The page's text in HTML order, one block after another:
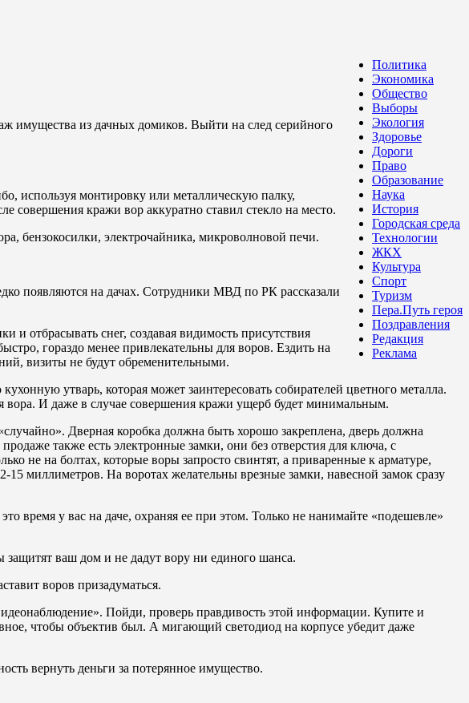
Политика
Экономика
Общество
Выборы
Экология
Здоровье
Дороги
Право
Образование
Наука
История
Городская среда
Технологии
ЖКХ
Культура
Спорт
Туризм
Пера.Путь героя
Поздравления
Редакция
Реклама
имущества из дачных домиков. Выйти на след серийного
используя монтировку или металлическую палку,
совершения кражи вор аккуратно ставил стекло на место.
бензокосилки, электрочайника, микроволновой печи.
появляются на дачах. Сотрудники МВД по РК рассказали
и отбрасывать снег, создавая видимость присутствия
гораздо менее привлекательны для воров. Ездить на
визиты не будут обременительными.
утварь, которая может заинтересовать собирателей цветного металла.
И даже в случае совершения кражи ущерб будет минимальным.
Дверная коробка должна быть хорошо закреплена, дверь должна
также есть электронные замки, они без отверстия для ключа, с
не на болтах, которые воры запросто свинтят, а приваренные к арматуре,
миллиметров. На воротах желательны врезные замки, навесной замок сразу
время у вас на даче, охраняя ее при этом. Только не нанимайте «подешевле»
ваш дом и не дадут вору ни единого шанса.
воров призадуматься.
Пойди, проверь правдивость этой информации. Купите и
чтобы объектив был. А мигающий светодиод на корпусе убедит даже
вернуть деньги за потерянное имущество.